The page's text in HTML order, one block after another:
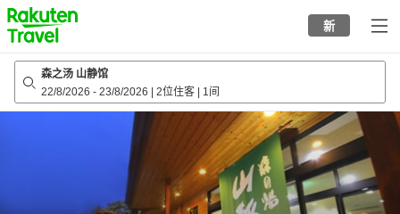
to
top
page
新
森之汤 山静馆
22/8/2026 - 23/8/2026 2位住客 1间